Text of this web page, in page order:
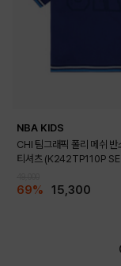
NBA KIDS
CHI 팀그래픽 폴리 메쉬 반
티셔츠 (K242TP110P
69% 15,300